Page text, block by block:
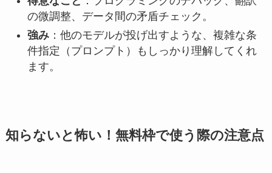
の微調整、データ間の矛盾チェック。
強み：他のモデルが投げ出すような、複雑な条
件指定（プロンプト）もしっかり理解してくれ
ます。
知らないと怖い！無料枠で使う際の注意点